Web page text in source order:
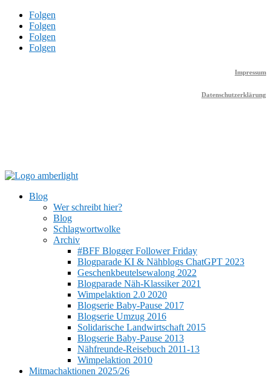
Folgen
Folgen
Folgen
Folgen
Impressum
Datenschutzerklärung
Blog
Wer schreibt hier?
Blog
Schlagwortwolke
Archiv
#BFF Blogger Follower Friday
Blogparade KI & Nähblogs ChatGPT 2023
Geschenkbeutelsewalong 2022
Blogparade Näh-Klassiker 2021
Wimpelaktion 2.0 2020
Blogserie Baby-Pause 2017
Blogserie Umzug 2016
Solidarische Landwirtschaft 2015
Blogserie Baby-Pause 2013
Nähfreunde-Reisebuch 2011-13
Wimpelaktion 2010
Mitmachaktionen 2025/26